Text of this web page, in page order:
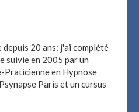
depuis 20 ans: j'ai complété
suivie en 2005 par un
Praticienne en Hypnose
Paris et un cursus